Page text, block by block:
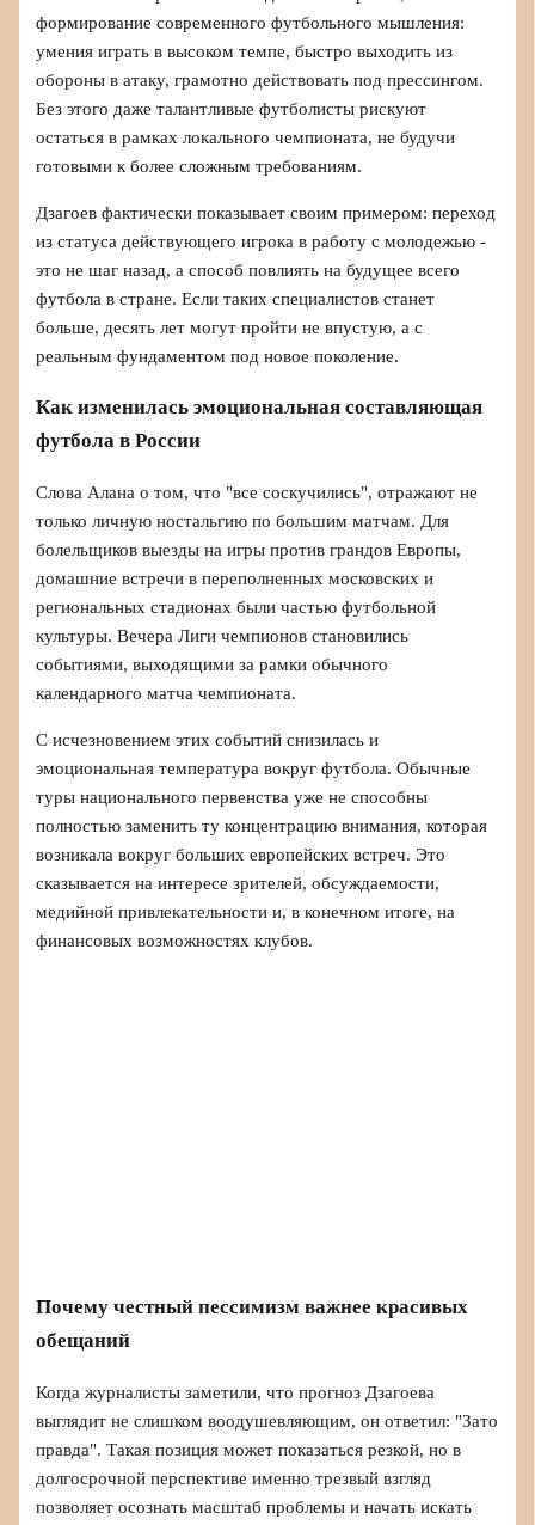
формирование современного футбольного мышления:
умения играть в высоком темпе, быстро выходить из
обороны в атаку, грамотно действовать под прессингом.
Без этого даже талантливые футболисты рискуют
остаться в рамках локального чемпионата, не будучи
готовыми к более сложным требованиям.
Дзагоев фактически показывает своим примером: переход
из статуса действующего игрока в работу с молодежью -
это не шаг назад, а способ повлиять на будущее всего
футбола в стране. Если таких специалистов станет
больше, десять лет могут пройти не впустую, а с
реальным фундаментом под новое поколение.
Как изменилась эмоциональная составляющая
футбола в России
Слова Алана о том, что "все соскучились", отражают не
только личную ностальгию по большим матчам. Для
болельщиков выезды на игры против грандов Европы,
домашние встречи в переполненных московских и
региональных стадионах были частью футбольной
культуры. Вечера Лиги чемпионов становились
событиями, выходящими за рамки обычного
календарного матча чемпионата.
С исчезновением этих событий снизилась и
эмоциональная температура вокруг футбола. Обычные
туры национального первенства уже не способны
полностью заменить ту концентрацию внимания, которая
возникала вокруг больших европейских встреч. Это
сказывается на интересе зрителей, обсуждаемости,
медийной привлекательности и, в конечном итоге, на
финансовых возможностях клубов.
Почему честный пессимизм важнее красивых
обещаний
Когда журналисты заметили, что прогноз Дзагоева
выглядит не слишком воодушевляющим, он ответил: "Зато
правда". Такая позиция может показаться резкой, но в
долгосрочной перспективе именно трезвый взгляд
позволяет осознать масштаб проблемы и начать искать